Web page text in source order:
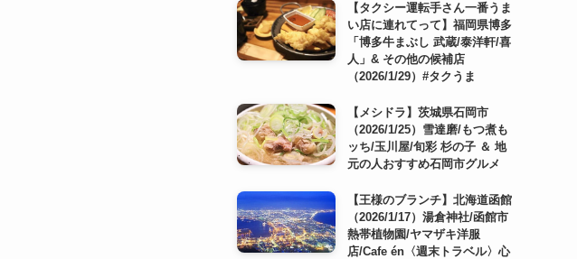
【タクシー運転手さん一番うま
い店に連れてって】福岡県博多
「博多牛まぶし 武蔵/泰洋軒/喜
人」& その他の候補店
（2026/1/29）#タクうま
【メシドラ】茨城県石岡市
（2026/1/25）雪達磨/もつ煮も
ッち/玉川屋/旬彩 杉の子 ＆ 地
元の人おすすめ石岡市グルメ
【王様のブランチ】北海道函館
（2026/1/17）湯倉神社/函館市
熱帯植物園/ヤマザキ洋服
店/Cafe én〈週末トラベル〉心